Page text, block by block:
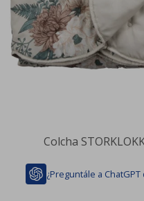
Colcha
¿Preguntále a